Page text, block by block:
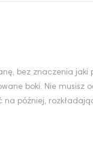
bez znaczenia jaki
boki. Nie musisz
później,